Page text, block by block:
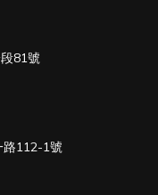
81號
路112-1號